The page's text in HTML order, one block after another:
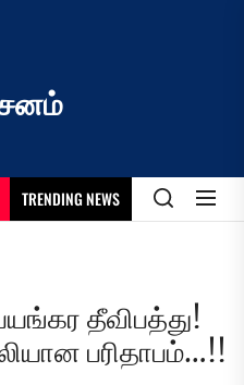
TRENDING NEWS
தீவிபத்து!
பரிதாபம்…!!